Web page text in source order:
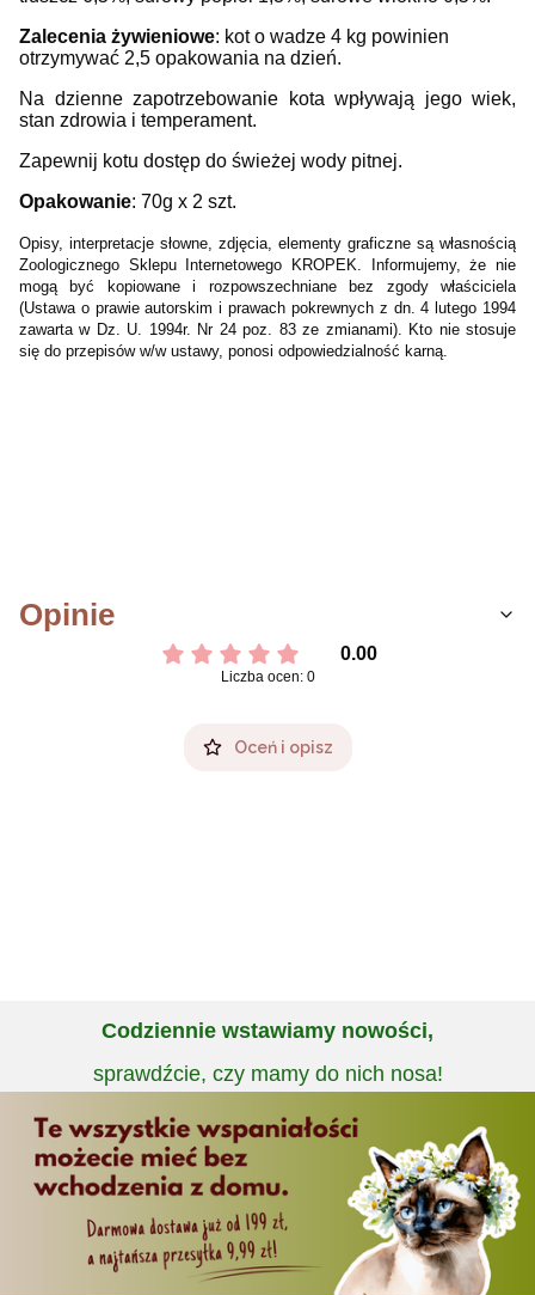
Zalecenia żywieniowe: kot o wadze 4 kg powinien
otrzymywać 2,5 opakowania na dzień.
Na dzienne zapotrzebowanie kota wpływają jego wiek,
stan zdrowia i temperament.
Zapewnij kotu dostęp do świeżej wody pitnej.
Opakowanie: 70g x 2 szt.
Opisy, interpretacje słowne, zdjęcia, elementy graficzne są własnością
Zoologicznego Sklepu Internetowego KROPEK. Informujemy, że nie
mogą być kopiowane i rozpowszechniane bez zgody właściciela
(Ustawa o prawie autorskim i prawach pokrewnych z dn. 4 lutego 1994
zawarta w Dz. U. 1994r. Nr 24 poz. 83 ze zmianami). Kto nie stosuje
się do przepisów w/w ustawy, ponosi odpowiedzialność karną.
Opinie
0.00
Liczba ocen: 0
Oceń i opisz
Codziennie wstawiamy nowości,
sprawdźcie, czy mamy do nich nosa!